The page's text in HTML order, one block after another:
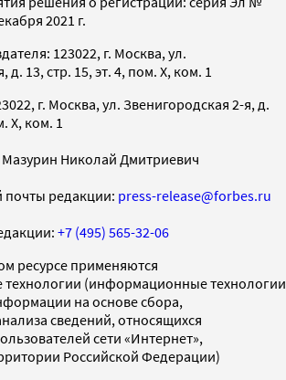
2021 г.
123022, г. Москва, ул.
д. 13, стр. 15, эт. 4, пом. X, ком. 1
г. Москва, ул. Звенигородская 2-я, д.
X, ком. 1
Николай Дмитриевич
почты редакции: press-release@forbes.ru
+7 (495) 565-32-06
ресурсе применяются
технологии (информационные технологии
на основе сбора,
сведений, относящихся
сети «Интернет»,
Российской Федерации)